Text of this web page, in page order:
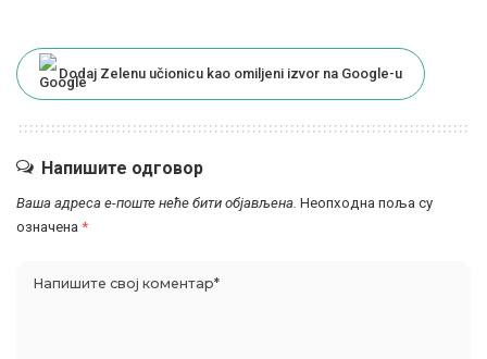
Dodaj Zelenu učionicu kao omiljeni izvor na Google-u
Напишите одговор
Ваша адреса е-поште неће бити објављена. Неопходна поља су
означена *